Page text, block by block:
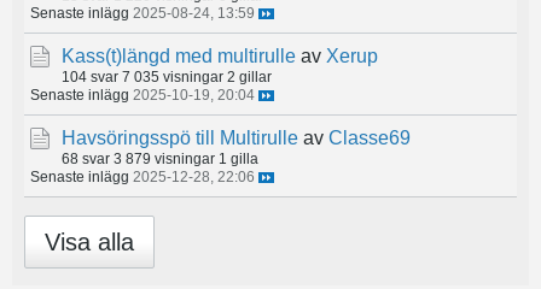
Senaste inlägg 2025-08-24, 13:59
Kass(t)längd med multirulle av Xerup
104 svar 7 035 visningar 2 gillar
Senaste inlägg 2025-10-19, 20:04
Havsöringsspö till Multirulle av Classe69
68 svar 3 879 visningar 1 gilla
Senaste inlägg 2025-12-28, 22:06
Visa alla